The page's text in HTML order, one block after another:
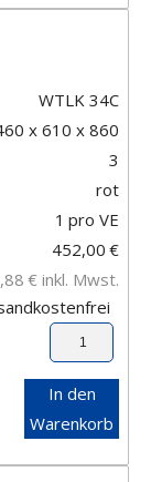
WTLK 34C
x 610 x 860
3
rot
1 pro VE
452,00 €
€ inkl. Mwst.
In den
Warenkorb